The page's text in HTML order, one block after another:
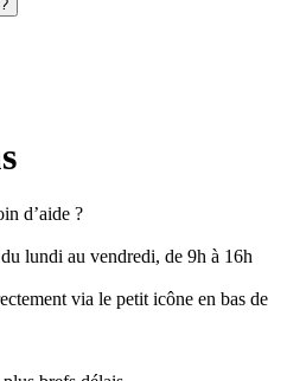
d’aide ?
lundi au vendredi, de 9h à 16h
via le petit icône en bas de